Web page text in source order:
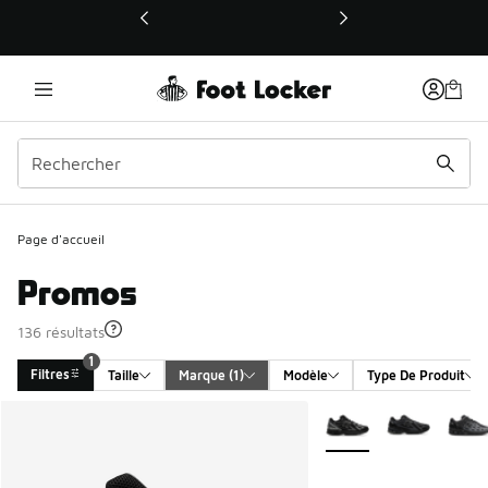
Ce lien ouvrira une nouvelle fenêtre
Page d'accueil
Promos
136 résultats
Filtres
1
Taille
Marque (1) Modèle Type De Produit
Plus de couleurs